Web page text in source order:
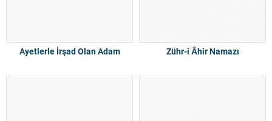
Ayetlerle İrşad Olan Adam Zühr-i Âhir Namazı